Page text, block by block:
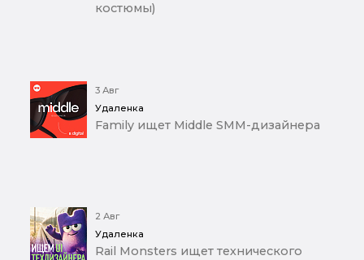
костюмы)
3 Авг
Удаленка
Family ищет Middle SMM-дизайнера
2 Авг
Удаленка
Rail Monsters ищет технического